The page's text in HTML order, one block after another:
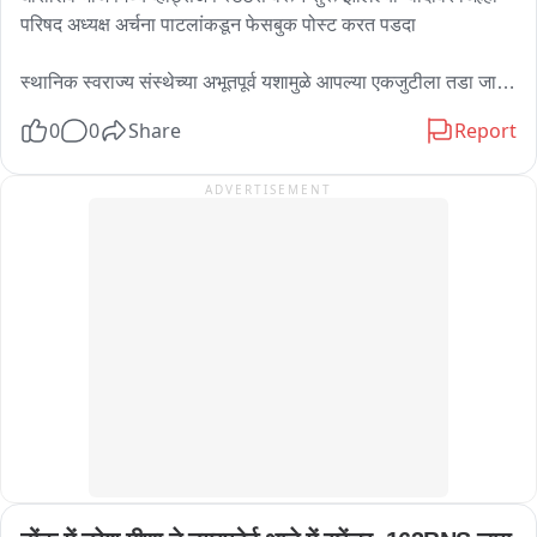
परिषद अध्यक्ष अर्चना पाटलांकडून फेसबुक पोस्ट करत पडदा
स्थानिक स्वराज्य संस्थेच्या अभूतपूर्व यशामुळे आपल्या एकजुटीला तडा जावा
असल्याचं अर्चना पाटलांचं स्पष्टीकरण
0 0 Share Report
ADVERTISEMENT